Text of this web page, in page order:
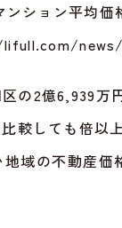
ション平均価
の2億6,939万
較しても倍以
域の不動産